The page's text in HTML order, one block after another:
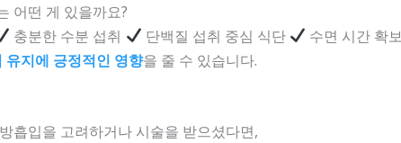
어떤 게 있을까요?
충분한 수분 섭취 단백질 섭취 중심 식단
수면 시간 확
유지에 긍정적인 영향을 줄 수 있습니다.
흡입을 고려하거나 시술을 받으셨다면,